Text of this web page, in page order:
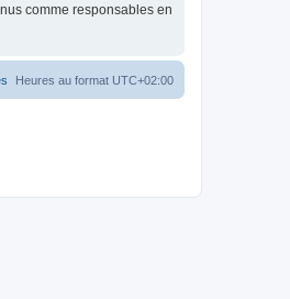
comme responsables en
Heures au format UTC+02:00